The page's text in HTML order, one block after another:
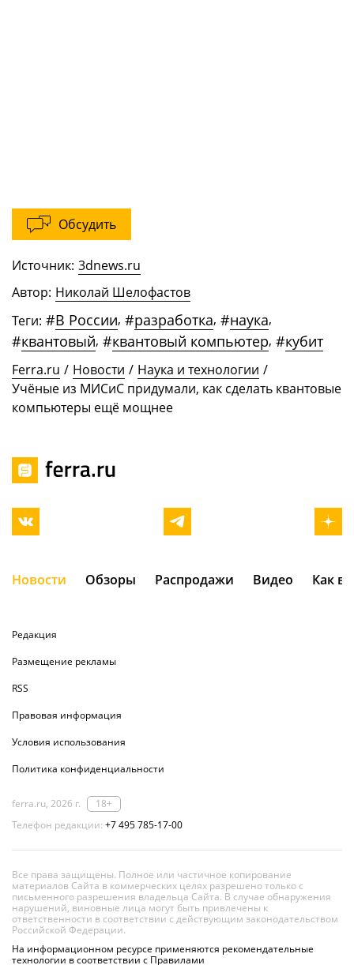
Обсудить
Источник: 3dnews.ru
Автор: Николай Шелофастов
Теги: #В России, #разработка, #наука,
#квантовый, #квантовый компьютер, #кубит
Ferra.ru / Новости / Наука и технологии /
Учёные из МИСиС придумали, как сделать квантовые
компьютеры ещё мощнее
Новости Обзоры Распродажи Видео Как
Редакция
Размещение рекламы
RSS
Правовая информация
Условия использования
Политика конфиденциальности
ferra.ru, 2026 г.
18+
Телефон редакции: +7 495 785-17-00
Все права защищены. Полное или частичное копирование
материалов Сайта в коммерческих целях разрешено только с
письменного разрешения владельца Сайта. В случае обнаружения
нарушений, виновные лица могут быть привлечены к
ответственности в соответствии с действующим законодательством
Российской Федерации.
На информационном ресурсе применяются рекомендательные
технологии в соответствии с Правилами